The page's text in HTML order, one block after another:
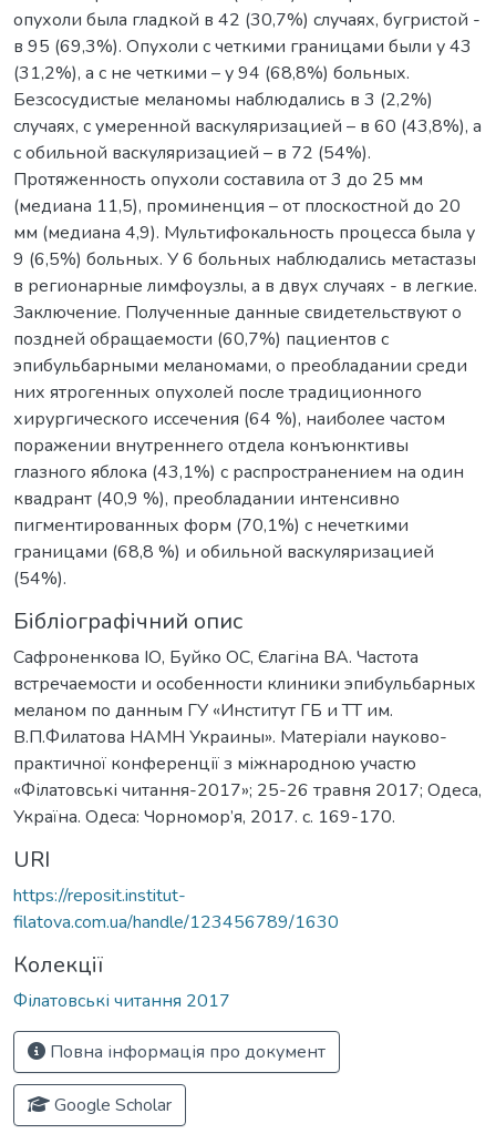
опухоли была гладкой в 42 (30,7%) случаях, бугристой -
в 95 (69,3%). Опухоли с четкими границами были у 43
(31,2%), а с не четкими – у 94 (68,8%) больных.
Безсосудистые меланомы наблюдались в 3 (2,2%)
случаях, с умеренной васкуляризацией – в 60 (43,8%), а
с обильной васкуляризацией – в 72 (54%).
Протяженность опухоли составила от 3 до 25 мм
(медиана 11,5), проминенция – от плоскостной до 20
мм (медиана 4,9). Мультифокальность процесса была у
9 (6,5%) больных. У 6 больных наблюдались метастазы
в регионарные лимфоузлы, а в двух случаях - в легкие.
Заключение. Полученные данные свидетельствуют о
поздней обращаемости (60,7%) пациентов с
эпибульбарными меланомами, о преобладании среди
них ятрогенных опухолей после традиционного
хирургического иссечения (64 %), наиболее частом
поражении внутреннего отдела конъюнктивы
глазного яблока (43,1%) с распространением на один
квадрант (40,9 %), преобладании интенсивно
пигментированных форм (70,1%) с нечеткими
границами (68,8 %) и обильной васкуляризацией
(54%).
Бібліографічний опис
Сафроненкова ІО, Буйко ОС, Єлагіна ВА. Частота
встречаемости и особенности клиники эпибульбарных
меланом по данным ГУ «Институт ГБ и ТТ им.
В.П.Филатова НАМН Украины». Матеріали науково-
практичної конференції з міжнародною участю
«Філатовські читання-2017»; 25-26 травня 2017; Одеса,
Україна. Одеса: Чорномор’я, 2017. c. 169-170.
URI
https://reposit.institut-
filatova.com.ua/handle/123456789/1630
Колекції
Філатовські читання 2017
Повна інформація про документ
Google Scholar